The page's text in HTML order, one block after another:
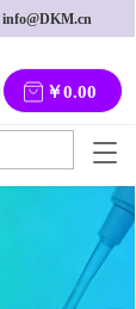
info@DKM.cn
￥0.00
T
g
g
l